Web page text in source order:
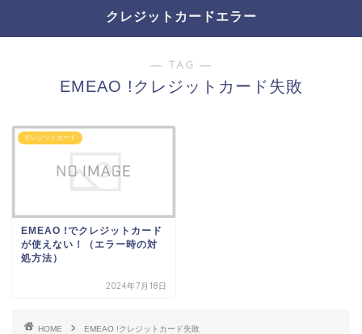
クレジットカードエラー
― TAG ―
EMEAO !クレジットカード失敗
クレジットカード
EMEAO !でクレジットカード
が使えない！（エラー時の対
処方法）
2024年7月18日
HOME EMEAO !クレジットカード失敗